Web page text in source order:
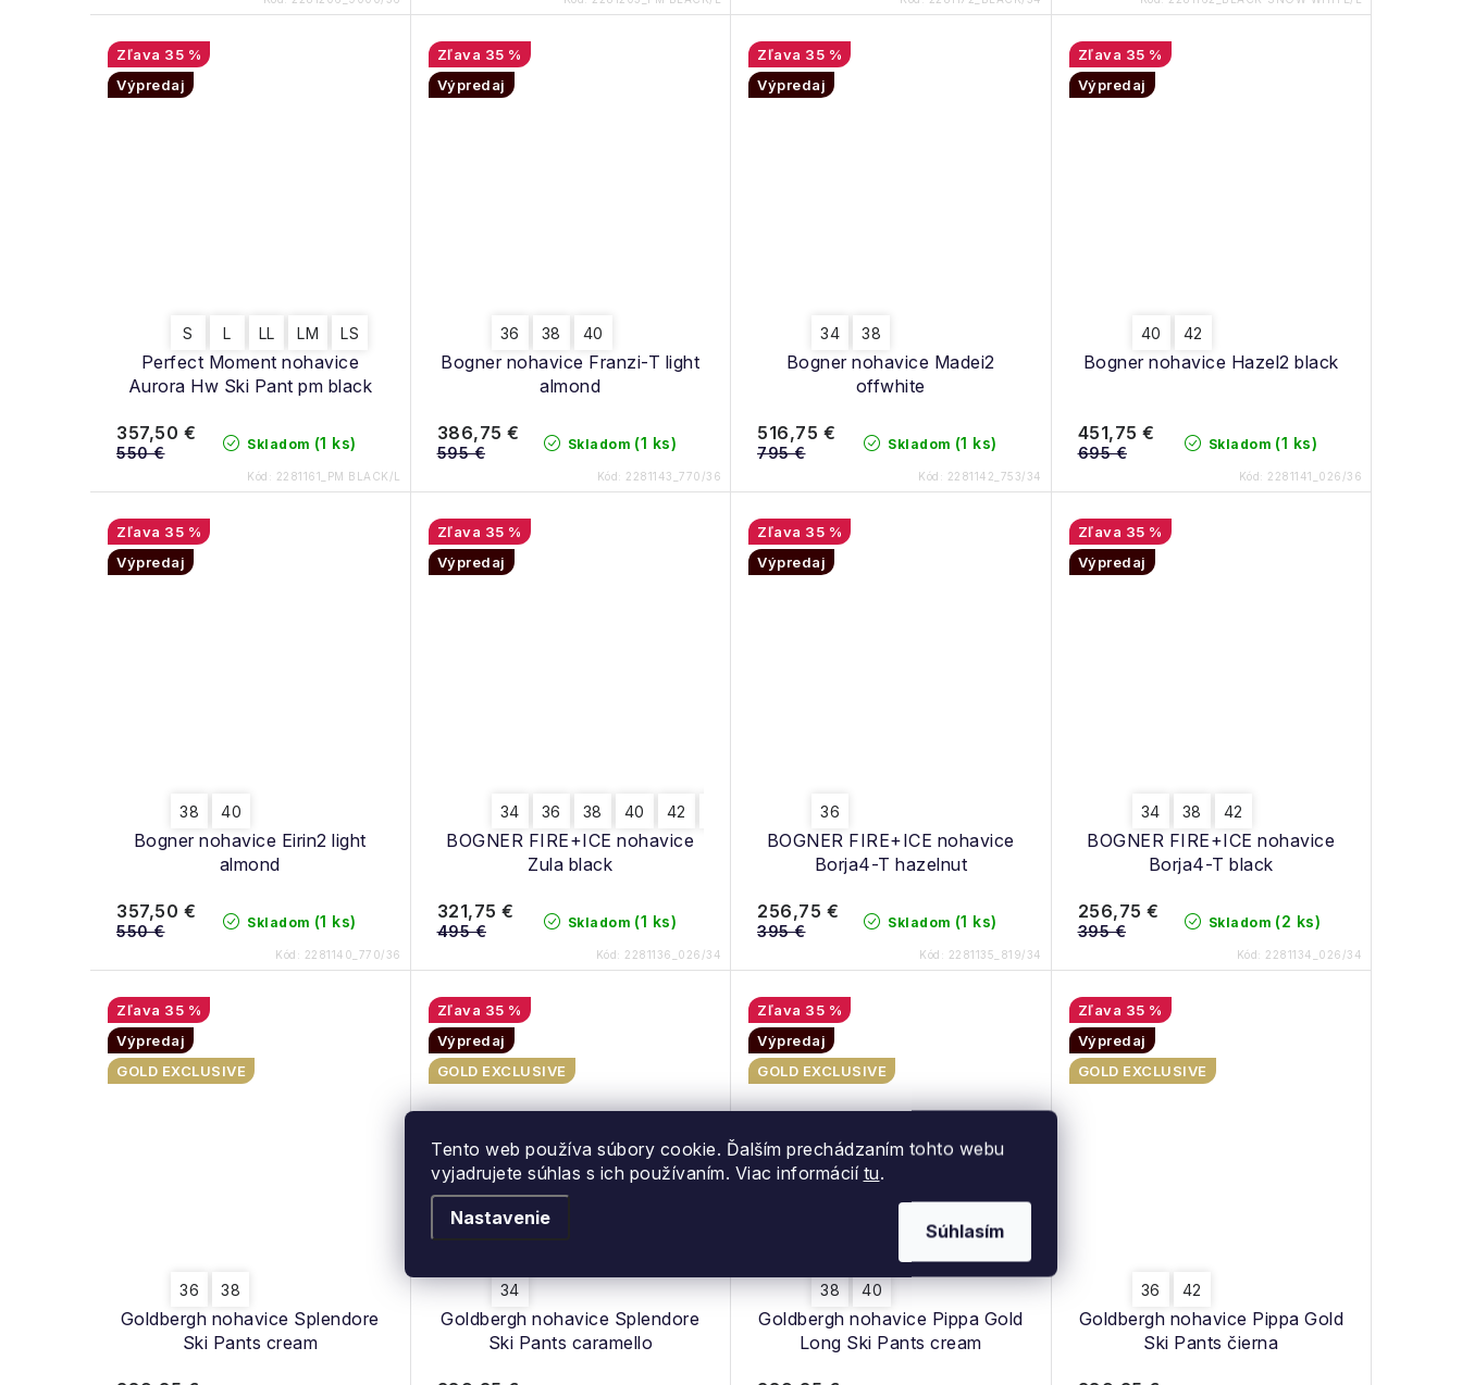
Tento web používa súbory cookie. Ďalším prechádzaním tohto webu
vyjadrujete súhlas s ich používaním. Viac informácií tu.
Nastavenie
Súhlasím
t
o
v
o
Perfect Moment nohavice
Aurora Hw Ski Pant pm black
35 %
Výpredaj
S L LL LM LS
Skladom (1 ks)
357,50 €
550 €
Kód: 2281161_PM BLACK/L
Bogner nohavice Franzi-T light
almond
35 %
Výpredaj
36 38 40
Skladom (1 ks)
386,75 €
595 €
Kód: 2281143_770/36
Bogner nohavice Madei2
offwhite
35 %
Výpredaj
34 38
Skladom (1 ks)
516,75 €
795 €
Kód: 2281142_753/34
Bogner nohavice Hazel2 black
35 %
Výpredaj
40 42
Skladom (1 ks)
451,75 €
695 €
Kód: 2281141_026/36
Bogner nohavice Eirin2 light
almond
35 %
Výpredaj
38 40
Skladom (1 ks)
357,50 €
550 €
Kód: 2281140_770/36
BOGNER FIRE+ICE nohavice
Zula black
35 %
Výpredaj
34 36 38 40 42
Skladom (1 ks)
321,75 €
495 €
Kód: 2281136_026/34
BOGNER FIRE+ICE nohavice
Borja4-T hazelnut
35 %
Výpredaj
36
Skladom (1 ks)
256,75 €
395 €
Kód: 2281135_819/34
BOGNER FIRE+ICE nohavice
Borja4-T black
35 %
Výpredaj
34 38 42
Skladom (2 ks)
256,75 €
395 €
Kód: 2281134_026/34
Goldbergh nohavice Splendore
Ski Pants cream
35 %
Výpredaj
GOLD EXCLUSIVE
36 38
Goldbergh nohavice Splendore
Ski Pants caramello
35 %
Výpredaj
GOLD EXCLUSIVE
34
Goldbergh nohavice Pippa Gold
Long Ski Pants cream
35 %
Výpredaj
GOLD EXCLUSIVE
38 40
Goldbergh nohavice Pippa Gold
Ski Pants čierna
35 %
Výpredaj
GOLD EXCLUSIVE
36 42